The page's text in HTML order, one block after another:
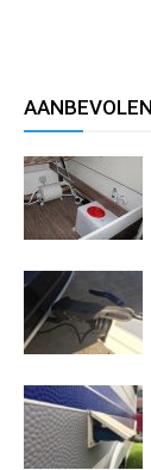
AANBEVOLEN